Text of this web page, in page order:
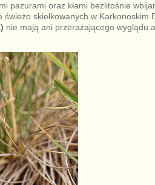
pazurami oraz kłami bezlitośnie
skiełkowanych w Karkonoskim
nie mają ani przerażającego wyglądu